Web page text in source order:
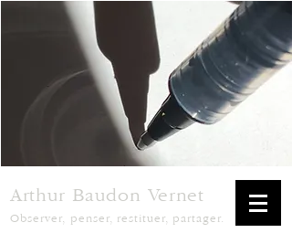
Arthur Baudon Vernet
Observer, penser, restituer, partager.